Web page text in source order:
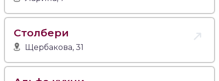
Столбери
Щербакова, 31